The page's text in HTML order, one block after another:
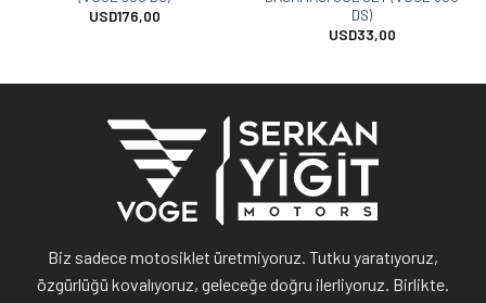
USD176,00
DS)
USD33,00
Biz sadece motosiklet üretmiyoruz. Tutku yaratıyoruz,
özgürlüğü kovalıyoruz, geleceğe doğru ilerliyoruz. Birlikte.